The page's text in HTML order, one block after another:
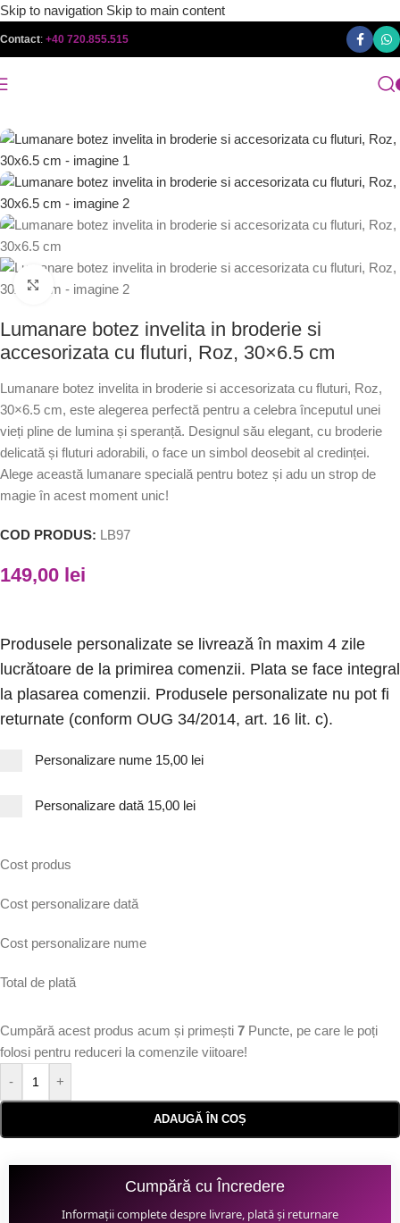
Skip to navigation Skip to main content
Contact: +40 720.855.515
Faceți click pentru a mări
Lumanare botez invelita in broderie si
accesorizata cu fluturi, Roz, 30×6.5 cm
Lumanare botez invelita in broderie si accesorizata cu fluturi, Roz,
30×6.5 cm, este alegerea perfectă pentru a celebra începutul unei
vieți pline de lumina și speranță. Designul său elegant, cu broderie
delicată și fluturi adorabili, o face un simbol deosebit al credinței.
Alege această lumanare specială pentru botez și adu un strop de
magie în acest moment unic!
COD PRODUS: LB97
149,00 lei
Produsele personalizate se livrează în maxim 4 zile
lucrătoare de la primirea comenzii. Plata se face integral
la plasarea comenzii. Produsele personalizate nu pot fi
returnate (conform OUG 34/2014, art. 16 lit. c).
Personalizare nume 15,00 lei
Personalizare dată 15,00 lei
Cost produs
Cost personalizare dată
Cost personalizare nume
Total de plată
Cumpără acest produs acum și primești 7 Puncte, pe care le poți
folosi pentru reduceri la comenzile viitoare!
-
+
ADAUGĂ ÎN COȘ
Cumpără cu Încredere
Informații complete despre livrare, plată și returnare